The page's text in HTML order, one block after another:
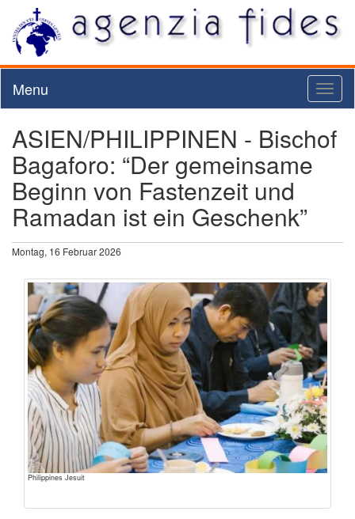
Menu
ASIEN/PHILIPPINEN - Bischof
Bagaforo: “Der gemeinsame
Beginn von Fastenzeit und
Ramadan ist ein Geschenk”
Montag, 16 Februar 2026
Philippines Jesuit